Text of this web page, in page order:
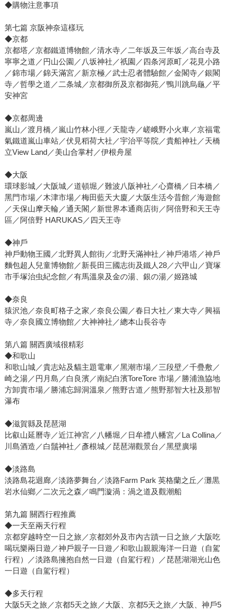
◆購物注意事項
第七篇 京阪神奈這樣玩
◆京都
京都塔／京都鐵道博物館／清水寺／二年坂及三年坂／高台寺及
寧寧之道／円山公園／八坂神社／祇園／四条河原町／花見小路
／錦市場／錦天滿宮／新京極／武士忍者體驗館／金閣寺／銀閣
寺／哲學之道／二条城／京都御所及京都御苑／鴨川跳烏龜／平
安神宮
◆京都周邊
嵐山／渡月橋／嵐山竹林小徑／天龍寺／嵯峨野小火車／京福電
氣鐵道嵐山車站／伏見稻荷大社／宇治平等院／貴船神社／天橋
立View Land／美山合掌村／伊根舟屋
◆大阪
環球影城／大阪城／道頓堀／難波八阪神社／心齋橋／日本橋／
黑門市場／木津市場／梅田藍天大廈／大阪生活今昔館／海遊館
／天保山摩天輪／通天閣／新世界本通商店街／阿倍野和天王寺
區／阿倍野 HARUKAS／四天王寺
◆神戶
神戶動物王國／北野異人館街／北野天滿神社／神戶港塔／神戶
麵包超人兒童博物館／新長田三國志街及鐵人28／六甲山／寶塚
市手塚治虫紀念館／有馬溫泉及金の湯、銀の湯／姬路城
◆奈良
猿沢池／奈良町格子之家／奈良公園／春日大社／東大寺／興福
寺／奈良國立博物館／大神神社／總本山長谷寺
第八篇 關西廣域很精彩
◆和歌山
和歌山城／貴志站及貓主題電車／黑潮市場／三段壁／千疊敷／
崎之湯／円月島／白良濱／南紀白濱ToreTore 市場／勝浦漁協地
方卸賣市場／勝浦忘歸洞溫泉／熊野古道／熊野那智大社及那智
瀑布
◆滋賀縣及琵琶湖
比叡山延曆寺／近江神宮／八幡堀／日牟禮八幡宮／La Collina／
川島酒造／白鬚神社／彥根城／琵琶湖觀景台／黑壁廣場
◆淡路島
淡路島花迴廊／淡路夢舞台／淡路Farm Park 英格蘭之丘／灘黒
岩水仙鄉／二次元之森／鳴門漩渦：渦之道及觀潮船
第九篇 關西行程推薦
◆一天至兩天行程
京都穿越時空一日之旅／京都郊外及市內古蹟一日之旅／大阪吃
喝玩樂兩日遊／神戶親子一日遊／和歌山親親海洋一日遊（自駕
行程）／淡路島擁抱自然一日遊（自駕行程）／琵琶湖湖光山色
一日遊（自駕行程）
◆多天行程
大阪5天之旅／京都5天之旅／大阪、京都5天之旅／大阪、神戶5